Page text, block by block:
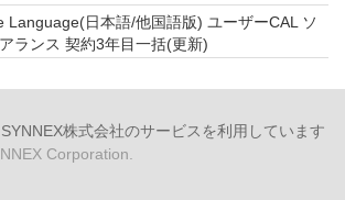
Language(日本語/他国語版) ユーザーCAL ソ
ランス 契約3年目一括(更新)
株式会社のサービスを利用しています
Corporation.